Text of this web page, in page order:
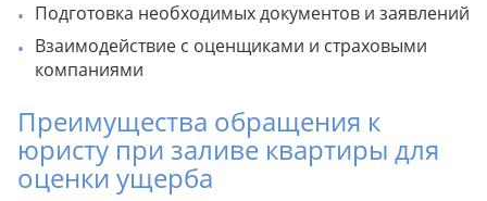
Подготовка необходимых документов и заявлений
Взаимодействие с оценщиками и страховыми
компаниями
Преимущества обращения к
юристу при заливе квартиры для
оценки ущерба